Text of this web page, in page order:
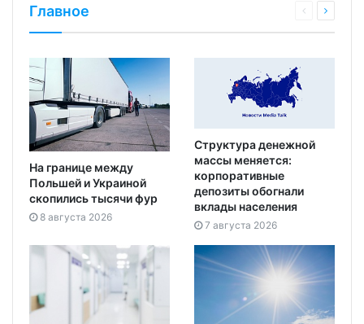
Главное
На границе между
Польшей и Украиной
скопились тысячи фур
8 августа 2026
Структура денежной
массы меняется:
корпоративные
депозиты обогнали
вклады населения
7 августа 2026